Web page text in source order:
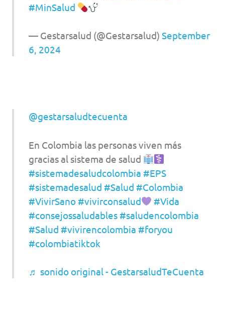
#MinSalud
— Gestarsalud (@Gestarsalud) September
6, 2024
@gestarsaludtecuenta
En Colombia las personas viven más
gracias al sistema de salud
#sistemadesaludcolombia #EPS
#sistemadesalud #Salud #Colombia
#VivirSano #vivirconsalud
#Vida
#consejossaludables #saludencolombia
#Salud #vivirencolombia #foryou
#colombiatiktok
♬ sonido original - GestarsaludTeCuenta